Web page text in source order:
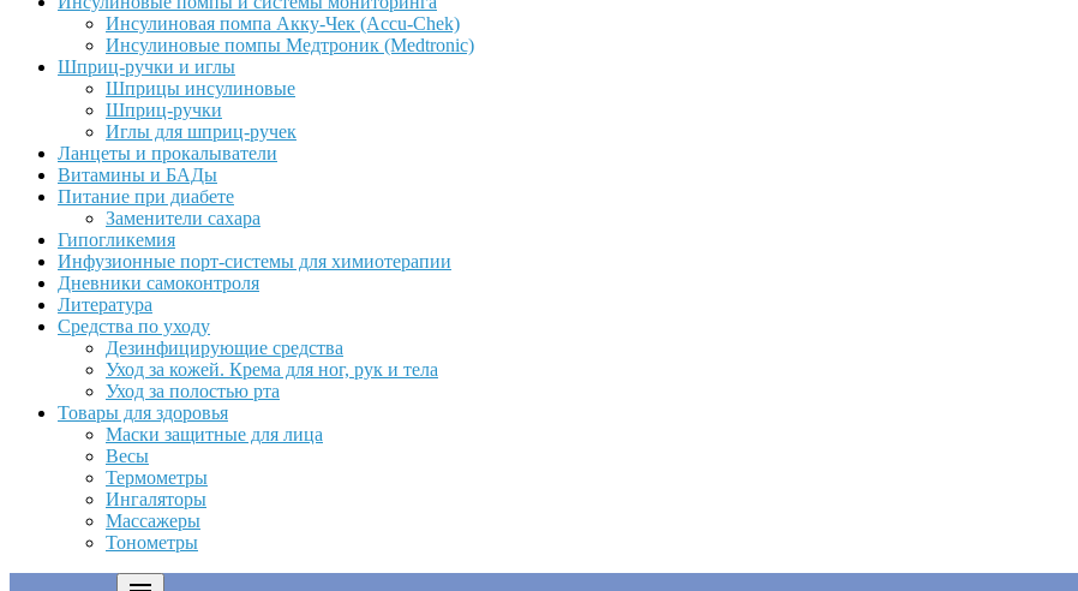
Инсулиновая помпа Акку-Чек (Accu-Chek)
Инсулиновые помпы Медтроник (Medtronic)
Шприц-ручки и иглы
Шприцы инсулиновые
Шприц-ручки
Иглы для шприц-ручек
Ланцеты и прокалыватели
Витамины и БАДы
Питание при диабете
Заменители сахара
Гипогликемия
Инфузионные порт-системы для химиотерапии
Дневники самоконтроля
Литература
Средства по уходу
Дезинфицирующие средства
Уход за кожей. Крема для ног, рук и тела
Уход за полостью рта
Товары для здоровья
Маски защитные для лица
Весы
Термометры
Ингаляторы
Массажеры
Тонометры